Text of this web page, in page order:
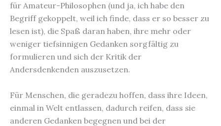
für Amateur-Philosophen (und ja, ich habe den
Begriff gekoppelt, weil ich finde, dass er so besser zu
lesen ist), die Spaß daran haben, ihre mehr oder
weniger tiefsinnigen Gedanken sorgfältig zu
formulieren und sich der Kritik der
Andersdenkenden auszusetzen.
Für Menschen, die geradezu hoffen, dass ihre Ideen,
einmal in Welt entlassen, dadurch reifen, dass sie
anderen Gedanken begegnen und bei der